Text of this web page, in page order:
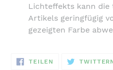
Lichteffekts kann die
Artikels geringfügig
gezeigten Farbe
TEILEN
FACEBOOK